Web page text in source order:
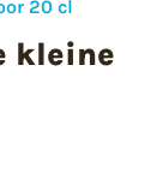
20 cl
kleine